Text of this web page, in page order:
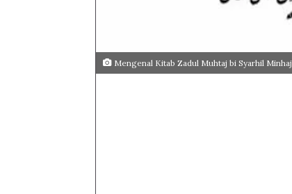
Mengenal Kitab Zadul Muhtaj bi Syarhil Minhaj